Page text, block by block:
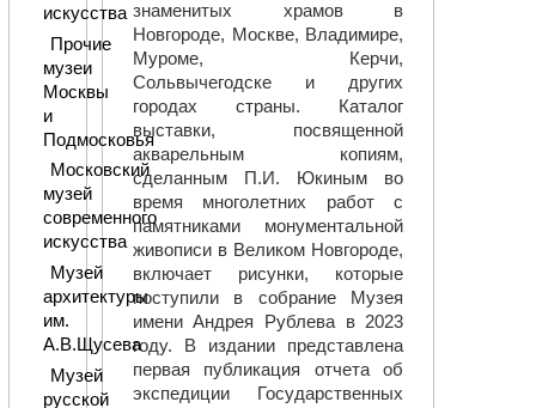
знаменитых храмов в
Новгороде, Москве, Владимире,
Муроме, Керчи,
Сольвычегодске и других
городах страны. Каталог
выставки, посвященной
акварельным копиям,
сделанным П.И. Юкиным во
время многолетних работ с
памятниками монументальной
живописи в Великом Новгороде,
включает рисунки, которые
поступили в собрание Музея
имени Андрея Рублева в 2023
году. В издании представлена
первая публикация отчета об
экспедиции Государственных
искусства
Прочие
музеи
Москвы
и
Подмосковья
Московский
музей
современного
искусства
Музей
архитектуры
им.
А.В.Щусева
Музей
русской